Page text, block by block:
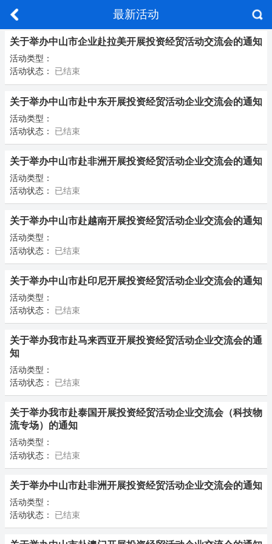
最新活动
关于举办中山市企业赴拉美开展投资经贸活动交流会的通知
活动类型：
活动状态： 已结束
关于举办中山市赴中东开展投资经贸活动企业交流会的通知
活动类型：
活动状态： 已结束
关于举办中山市赴非洲开展投资经贸活动企业交流会的通知
活动类型：
活动状态： 已结束
关于举办中山市赴越南开展投资经贸活动企业交流会的通知
活动类型：
活动状态： 已结束
关于举办中山市赴印尼开展投资经贸活动企业交流会的通知
活动类型：
活动状态： 已结束
关于举办我市赴马来西亚开展投资经贸活动企业交流会的通
知
活动类型：
活动状态： 已结束
关于举办我市赴泰国开展投资经贸活动企业交流会（科技物
流专场）的通知
活动类型：
活动状态： 已结束
关于举办中山市赴非洲开展投资经贸活动企业交流会的通知
活动类型：
活动状态： 已结束